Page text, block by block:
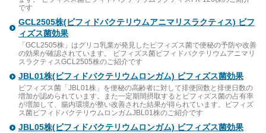
です
GCL2505株(ビフィドバクテリウムアニマリスラクティス) ビフ
ィズス菌効果
「GCL2505株」はグリコ乳業が発見したビフィズス菌で便秘の予防や改善
の効果が確認されています。 ビフィズス菌ビフィドバクテリウムアニマリ
スラクティスGCL2505株のご紹介です
JBL01株(ビフィドバクテリウムロンガム) ビフィズス菌効果
ビフィズス菌「JBL01株」を便秘の高齢者に対して排便回数と排便日数の
増加が認められています。また一定期間摂取するとビフィズス菌の占有率
が増加して、腸内環境が整い改善された結果が得られています。ビフィズ
ス菌ビフィドバクテリウムロンガムJBL01株のご紹介です
JBL05株(ビフィドバクテリウムロンガム) ビフィズス菌効果